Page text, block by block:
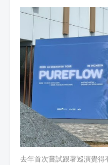
去年首次嘗試跟著巡演覺